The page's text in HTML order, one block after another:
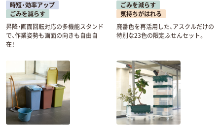
時短・効率アップ
ごみを減らす
昇降・画面回転対応の多機能スタンド
で、作業姿勢も画面の向きも自由自
在！
ごみを減らす
気持ちがはれる
廃番色を再活用した、アスクルだけの
特別な23色の限定ふせんセット。